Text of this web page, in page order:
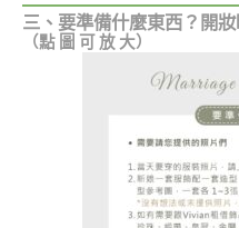
三、要準備什麼東西？開
（點 圖 可 放 大）